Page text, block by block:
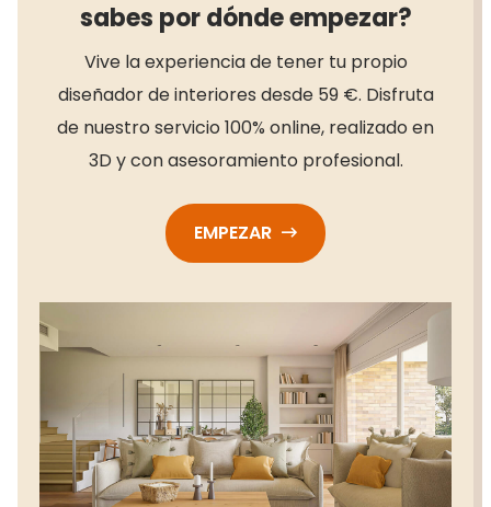
sabes por dónde empezar?
Vive la experiencia de tener tu propio
diseñador de interiores desde 59 €. Disfruta
de nuestro servicio 100% online, realizado en
3D y con asesoramiento profesional.
EMPEZAR